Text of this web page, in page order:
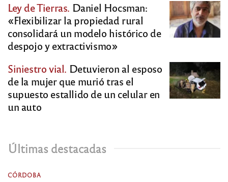
Ley de Tierras. Daniel Hocsman:
«Flexibilizar la propiedad rural
consolidará un modelo histórico de
despojo y extractivismo»
Siniestro vial. Detuvieron al esposo
de la mujer que murió tras el
supuesto estallido de un celular en
un auto
Últimas destacadas
CÓRDOBA